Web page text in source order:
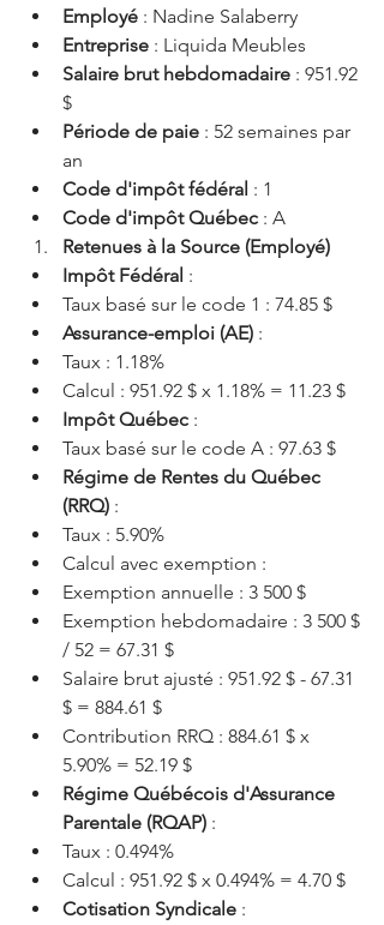
Employé : Nadine Salaberry
Entreprise : Liquida Meubles
Salaire brut hebdomadaire : 951.92
$
Période de paie : 52 semaines par
an
Code d'impôt fédéral : 1
Code d'impôt Québec : A
Retenues à la Source (Employé)
Impôt Fédéral :
Taux basé sur le code 1 : 74.85 $
Assurance-emploi (AE) :
Taux : 1.18%
Calcul : 951.92 $ x 1.18% = 11.23 $
Impôt Québec :
Taux basé sur le code A : 97.63 $
Régime de Rentes du Québec
(RRQ) :
Taux : 5.90%
Calcul avec exemption :
Exemption annuelle : 3 500 $
Exemption hebdomadaire : 3 500 $
/ 52 = 67.31 $
Salaire brut ajusté : 951.92 $ - 67.31
$ = 884.61 $
Contribution RRQ : 884.61 $ x
5.90% = 52.19 $
Régime Québécois d'Assurance
Parentale (RQAP) :
Taux : 0.494%
Calcul : 951.92 $ x 0.494% = 4.70 $
Cotisation Syndicale :